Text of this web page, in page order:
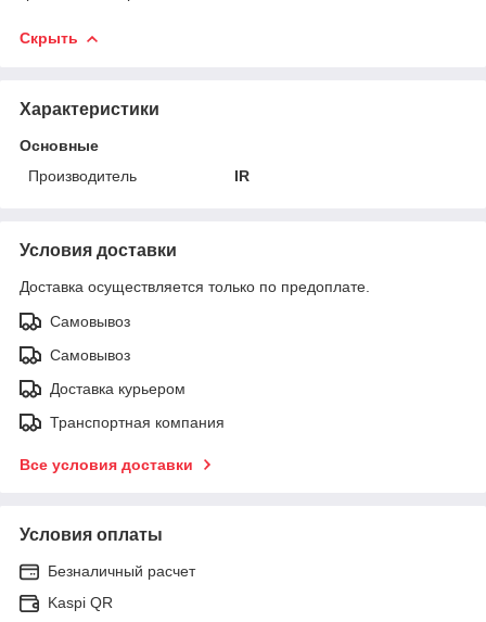
Скрыть
Характеристики
Основные
Производитель
IR
Условия доставки
Доставка осуществляется только по предоплате.
Самовывоз
Самовывоз
Доставка курьером
Транспортная компания
Все условия доставки
Условия оплаты
Безналичный расчет
Kaspi QR